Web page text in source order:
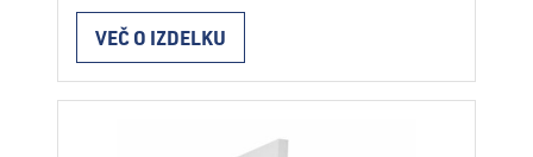
uporabljajo za toplotno izolacijo v fasadnih
sistemih ETICS v skladu z ETAG 004.
Plošče vgrajujemo s fasadnimi lepili ali
dodatnim mehanskim pritrjevanjem. Pri
vgradnji moramo upoštevati navodila za
VEČ O IZDELKU